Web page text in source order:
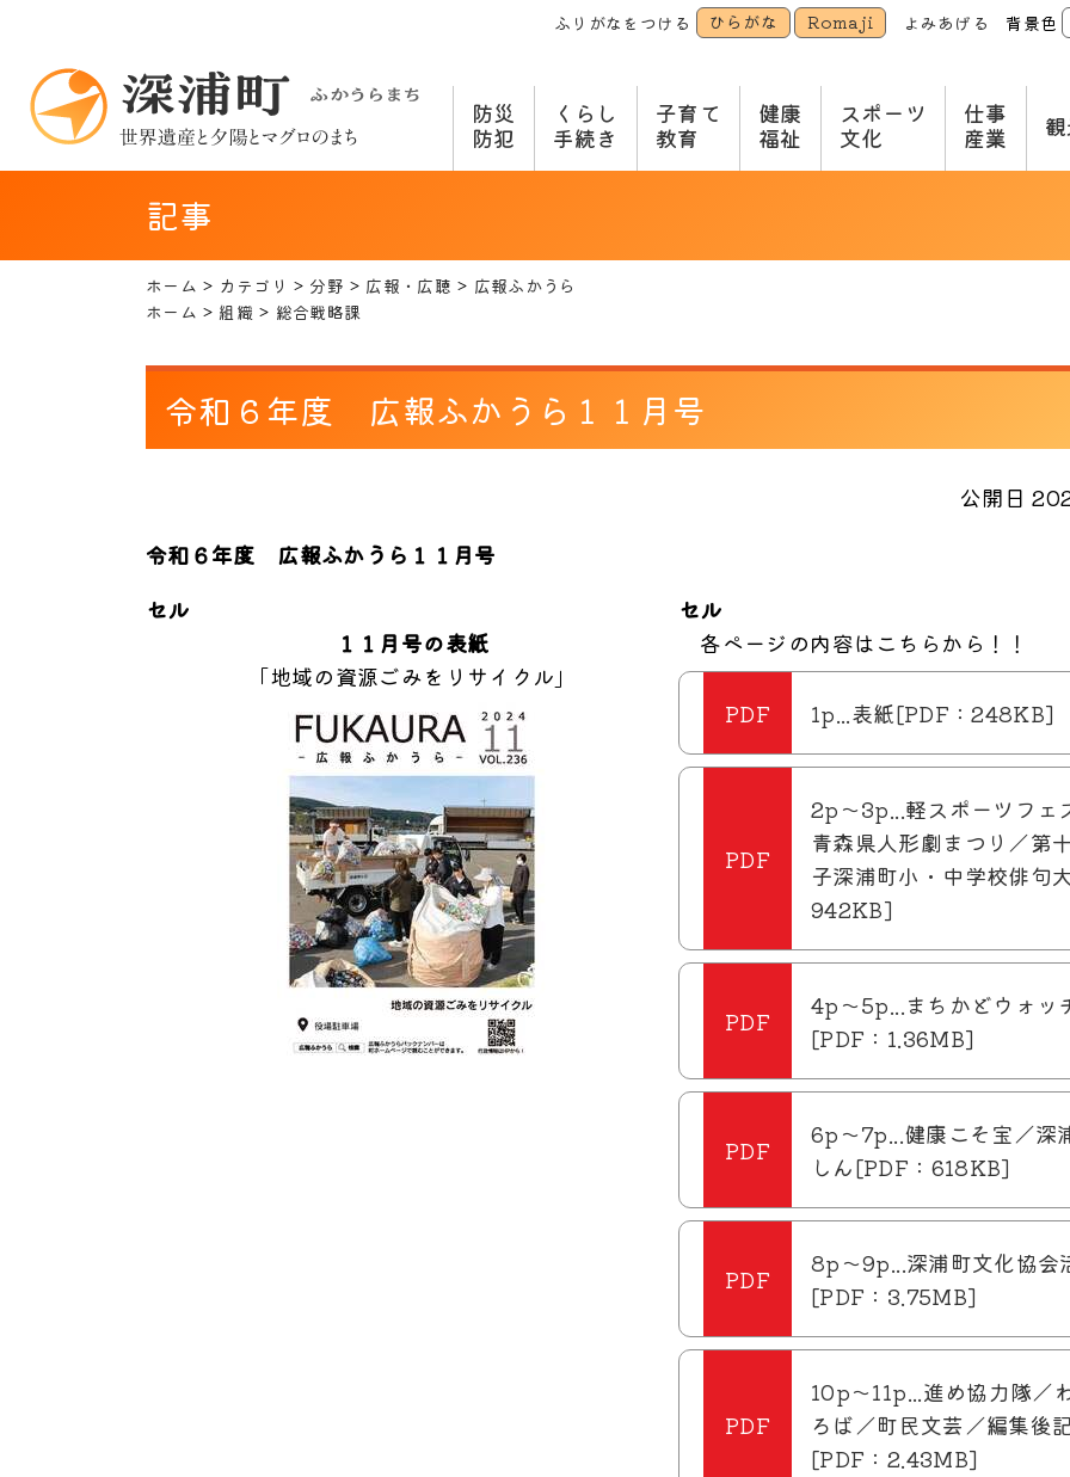
ふりがなをつける ひらがな Romaji よみあげる 背景色
防災
防犯
くらし
手続き
子育て
教育
健康
福祉
スポーツ
文化
仕事
産業
記事
ホーム カテゴリ 分野 広報・広聴
広報ふかうら
ホーム
組織 総合戦略課
令和６年度 広報ふかうら１１月号
公開日
令和６年度 広報ふかうら１１月号
セル
セル
１１月号の表紙
「地域の資源ごみをリサイクル」
各ページの内容はこちらから！！
1p...表紙[PDF：248KB]
2p～3p...軽スポーツフェ
青森県人形劇まつり／第
子深浦町小・中学校俳句
942KB]
4p～5p...まちかどウォッ
[PDF：1.36MB]
6p～7p...健康こそ宝／深
しん[PDF：618KB]
8p～9p...深浦町文化協会
[PDF：3.75MB]
10p～11p...進め協力隊／
ろば／町民文芸／編集後
[PDF：2.43MB]